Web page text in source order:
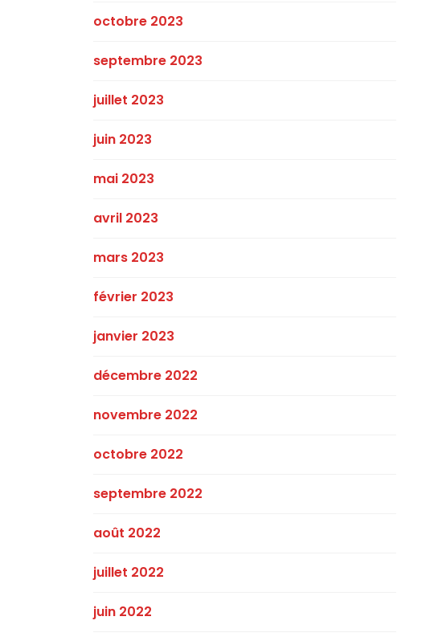
octobre 2023
septembre 2023
juillet 2023
juin 2023
mai 2023
avril 2023
mars 2023
février 2023
janvier 2023
décembre 2022
novembre 2022
octobre 2022
septembre 2022
août 2022
juillet 2022
juin 2022